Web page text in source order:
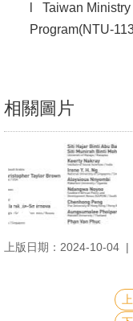
l Taiwan
Program(NTU-
相關圖片
上版日期：2024-10-04